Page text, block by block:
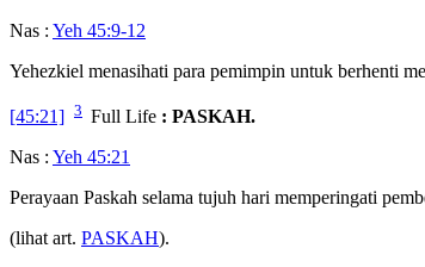
Nas : Yeh 45:9-12
Yehezkiel menasihati para pemimpin untuk berhenti
[45:21] 3 Full Life : PASKAH.
Nas : Yeh 45:21
Perayaan Paskah selama tujuh hari memperingati
(lihat art. PASKAH).